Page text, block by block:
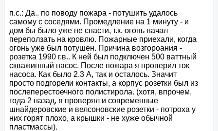
п.с.: Да.. по поводу пожара - потушить удалось
самому с соседями. Промедление на 1 минуту - и
дом бы было уже не спасти, т.к. огонь начал
переползать на кровлю. Пожарные приехали, когда
огонь уже был потушен. Причина возгороания -
розетка 1990 г.в.. К ней был подключен 500 ваттный
скважинный насос. После пожара я проверил ток
насоса. Как было 2.3 А, так и осталось. Значит
просто подгорели контакты, а корпус розетки был из
послеперестоечного полистирола. (хотя, впрочем,
года 2 назад, я проверял и современные
шнайдеровские и велсоновские розетки - потроха у
них горят плохо, а крышки - не хуже обычной
пластмассы).